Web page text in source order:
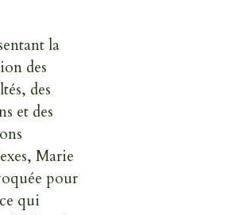
la
des
des
et des
Marie
pour
qui